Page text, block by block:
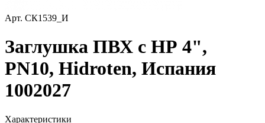
Арт. СК1539_И
Заглушка ПВХ с НР 4",
PN10, Hidroten, Испания
1002027
Характеристики